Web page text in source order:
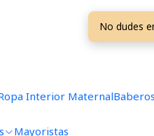
Interior MaternalBaberos
Mayoristas
No dudes